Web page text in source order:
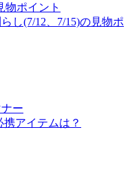
物ポイント
し(7/12、7/15)の見物ポ
ー
アイテムは？